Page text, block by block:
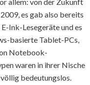
es gab also bereits
Ink-Lesegeräte und es
basierte Tablet-PCs,
Notebook-
waren in ihrer Nische
bedeutungslos.